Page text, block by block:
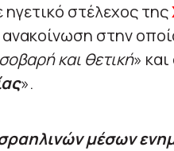
στέλεχος της
στην
και θετική» και
».
μέσων